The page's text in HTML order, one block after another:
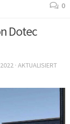
0
Dotec
· AKTUALISIERT